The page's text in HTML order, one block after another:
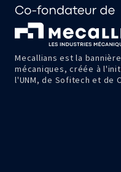
Mecallians est la
mécaniques, créée à
l'UNM, de Sofitech et de